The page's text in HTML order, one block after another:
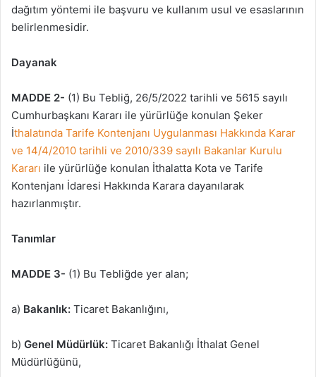
dağıtım yöntemi ile başvuru ve kullanım usul ve esaslarının
belirlenmesidir.
Dayanak
MADDE 2- (1) Bu Tebliğ, 26/5/2022 tarihli ve 5615 sayılı
Cumhurbaşkanı Kararı ile yürürlüğe konulan Şeker
İthalatında Tarife Kontenjanı Uygulanması Hakkında Karar
ve 14/4/2010 tarihli ve 2010/339 sayılı Bakanlar Kurulu
Kararı ile yürürlüğe konulan İthalatta Kota ve Tarife
Kontenjanı İdaresi Hakkında Karara dayanılarak
hazırlanmıştır.
Tanımlar
MADDE 3- (1) Bu Tebliğde yer alan;
a) Bakanlık: Ticaret Bakanlığını,
b) Genel Müdürlük: Ticaret Bakanlığı İthalat Genel
Müdürlüğünü,